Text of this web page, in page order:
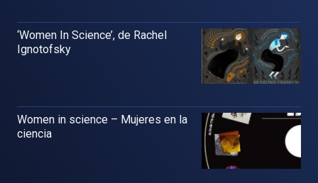
‘Women In Science’, de Rachel
Ignotofsky
Women in science – Mujeres en la
ciencia